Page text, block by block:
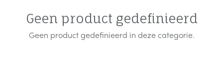
Geen product gedefinieerd
Geen product gedefinieerd in deze categorie.